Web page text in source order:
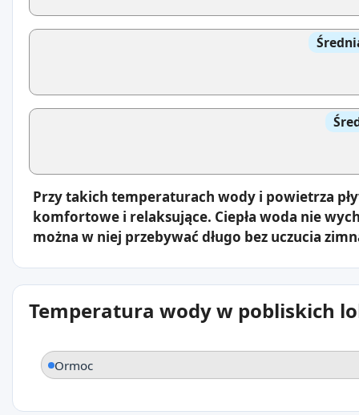
Przy takich temperaturach wody i powietrza
komfortowe i relaksujące. Ciepła woda nie
można w niej przebywać długo bez uczucia
Temperatura wody w pobliskich
Ormoc